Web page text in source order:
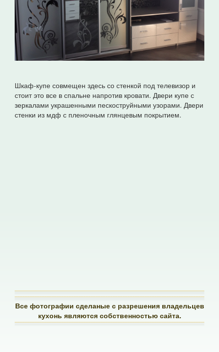
Шкаф-купе совмещен здесь со стенкой под телевизор и
стоит это все в спальне напротив кровати. Двери купе с
зеркалами украшенными пескоструйными узорами. Двери
стенки из мдф с пленочным глянцевым покрытием.
Все фотографии сделаные с разрешения владельцев
кухонь являются собственностью сайта.